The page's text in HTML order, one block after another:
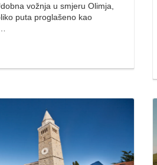
vožnja u smjeru Olimja,
puta proglašeno kao